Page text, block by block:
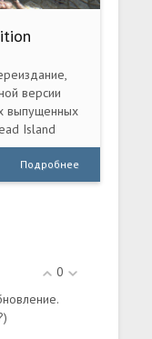
версии
выпущенных
Island
острове
Тихого
Palms, где
место в ад,
героям
–
Подробнее
0